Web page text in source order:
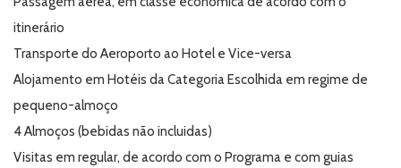
itinerário
Transporte do Aeroporto ao Hotel e Vice-versa
Alojamento em Hotéis da Categoria Escolhida em regime de
pequeno-almoço
4 Almoços (bebidas não incluidas)
Visitas em regular, de acordo com o Programa e com guias